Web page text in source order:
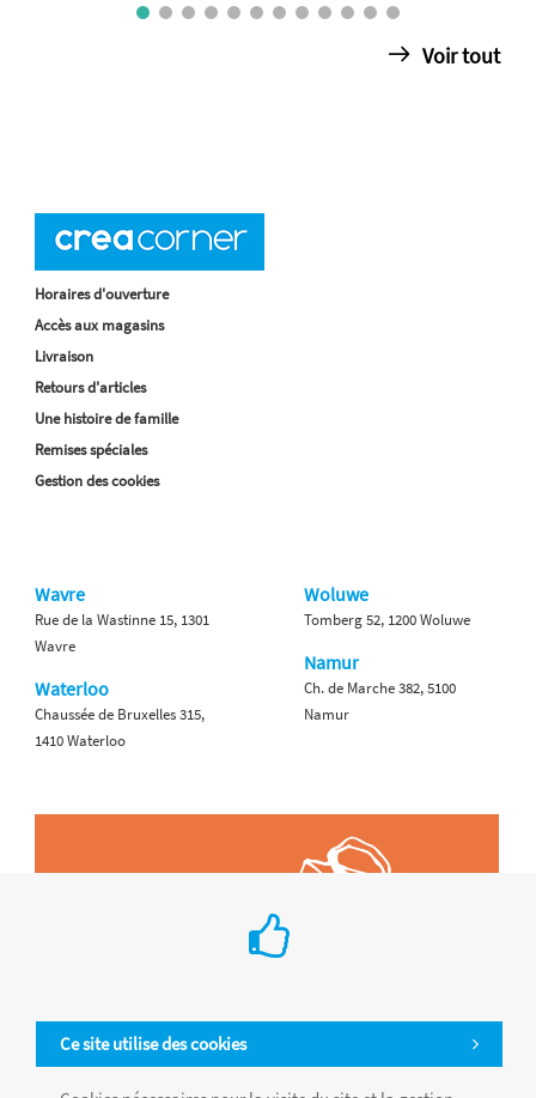
Voir tout
Ce site utilise des cookies
Horaires d'ouverture
Accès aux magasins
Livraison
Retours d'articles
Une histoire de famille
Remises spéciales
Gestion des cookies
Wavre
Rue de la Wastinne 15, 1301
Wavre
Waterloo
Chaussée de Bruxelles 315,
1410 Waterloo
Woluwe
Tomberg 52, 1200 Woluwe
Namur
Ch. de Marche 382, 5100
Namur